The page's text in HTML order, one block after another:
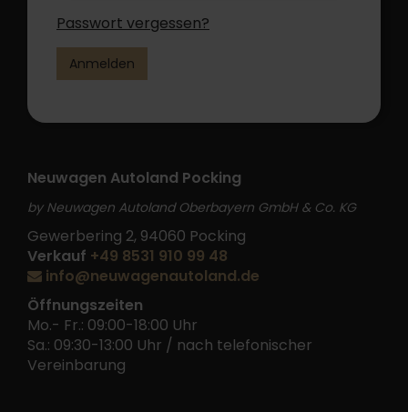
Passwort vergessen?
Anmelden
Neuwagen Autoland Pocking
by Neuwagen Autoland Oberbayern GmbH & Co. KG
Gewerbering 2, 94060 Pocking
Verkauf +49 8531 910 99 48
info@neuwagenautoland.de
Öffnungszeiten
Mo.- Fr.: 09:00-18:00 Uhr
Sa.: 09:30-13:00 Uhr / nach telefonischer
Vereinbarung